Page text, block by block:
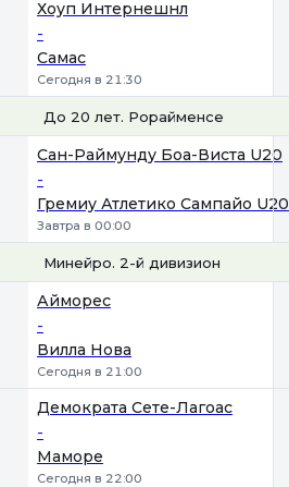
Хоуп Интернешнл
-
Самас
Сегодня в 21:30
До 20 лет. Рорайменсе
Сан-Раймунду Боа-Виста U20
-
Гремиу Атлетико Сампайо U20
Завтра в 00:00
Минейро. 2-й дивизион
Айморес
-
Вилла Нова
Сегодня в 21:00
Демократа Сете-Лагоас
-
Маморе
Сегодня в 22:00